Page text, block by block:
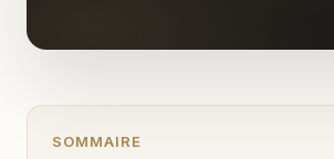
SOMMAIRE